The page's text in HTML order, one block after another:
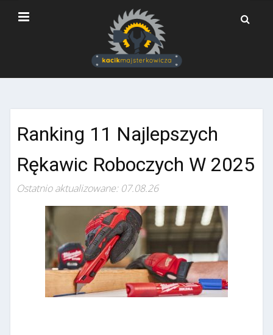
Ranking 11 Najlepszych
Rękawic Roboczych W 2025
Ostatnio aktualizowane: 07.08.26